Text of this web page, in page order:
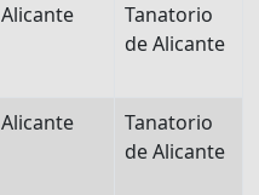
Alicante
Tanatorio
de Alicante
Alicante
Tanatorio
de Alicante